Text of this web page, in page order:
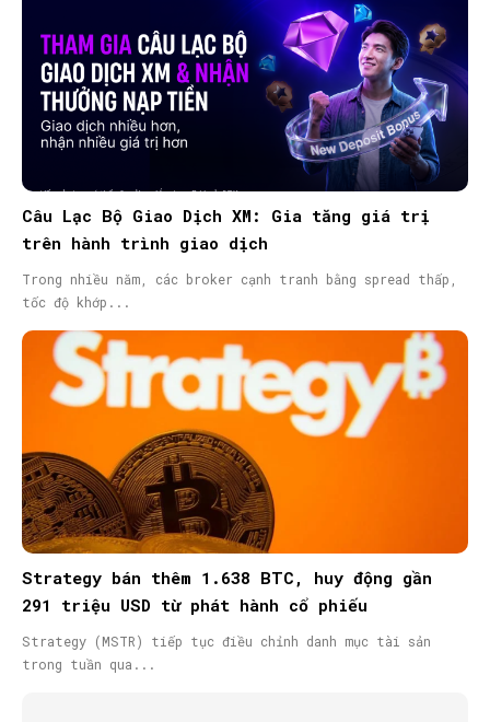
Câu Lạc Bộ Giao Dịch XM: Gia tăng giá trị
trên hành trình giao dịch
Trong nhiều năm, các broker cạnh tranh bằng spread thấp,
tốc độ khớp...
Strategy bán thêm 1.638 BTC, huy động gần
291 triệu USD từ phát hành cổ phiếu
Strategy (MSTR) tiếp tục điều chỉnh danh mục tài sản
trong tuần qua...